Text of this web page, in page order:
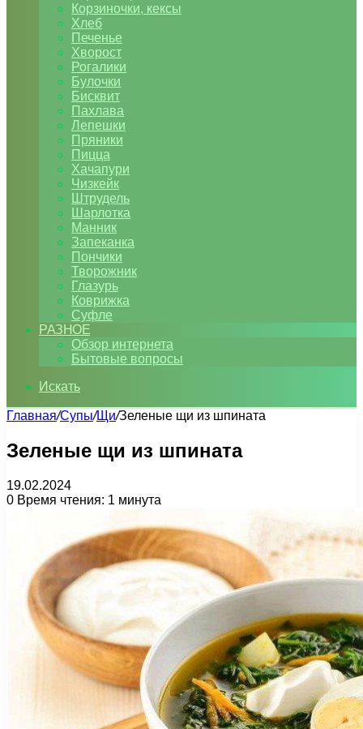
Корзиночки, кексы
Хлеб
Печенье
Хворост
Рогалики
Булочки
Бисквит
Пахлава
Лепешки
Пряники
Пицца
Хачапури
Чизкейк
Штрудель
Шарлотка
Манник
Запеканка
Пончики
Творожник
Глазурь
Коврижка
Суфле
РАЗНОЕ
Обзор интернета
Бытовые вопросы
Искать
Главная/Супы/Щи/Зеленые щи из шпината
Зеленые щи из шпината
19.02.2024
0 Время чтения: 1 минута